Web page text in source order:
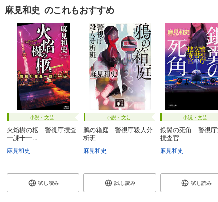
麻見和史 のこれもおすすめ
小説・文芸
火焔樹の柩 警視庁捜査
一課十一...
麻見和史
試し読み
小説・文芸
鴉の箱庭 警視庁殺人分
析班
麻見和史
試し読み
小説・文芸
銀翼の死角 警視庁
捜査官
麻見和史
試し読み